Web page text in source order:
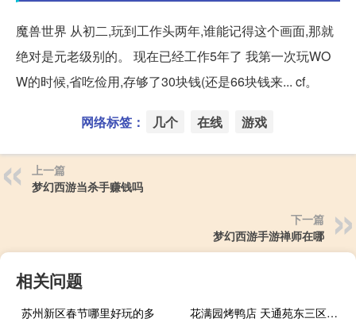
魔兽世界 从初二,玩到工作头两年,谁能记得这个画面,那就
绝对是元老级别的。 现在已经工作5年了 我第一次玩WO
W的时候,省吃俭用,存够了30块钱(还是66块钱来... cf。
网络标签： 几个 在线 游戏
上一篇
梦幻西游当杀手赚钱吗
下一篇
梦幻西游手游禅师在哪
相关问题
苏州新区春节哪里好玩的多
花满园烤鸭店 天通苑东三区店(关于花满园烤鸭店 天通苑东三区店简述)